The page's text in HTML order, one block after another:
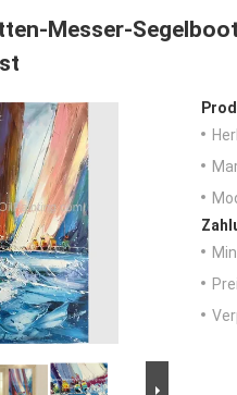
Messer-